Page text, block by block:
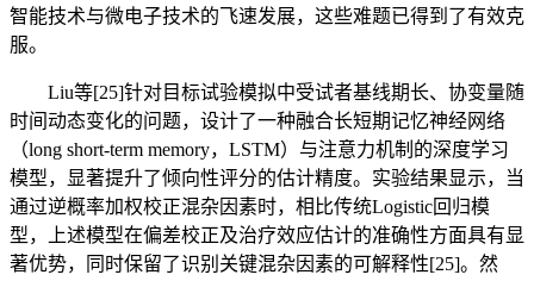
智能技术与微电子技术的飞速发展，这些难题已得到了有效克
服。
Liu等[25]针对目标试验模拟中受试者基线期长、协变量随
时间动态变化的问题，设计了一种融合长短期记忆神经网络
（long short-term memory，LSTM）与注意力机制的深度学习
模型，显著提升了倾向性评分的估计精度。实验结果显示，当
通过逆概率加权校正混杂因素时，相比传统Logistic回归模
型，上述模型在偏差校正及治疗效应估计的准确性方面具有显
著优势，同时保留了识别关键混杂因素的可解释性[25]。然